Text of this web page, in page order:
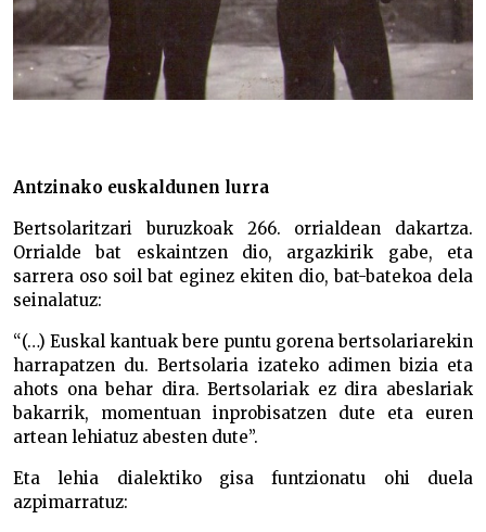
Antzinako euskaldunen lurra
Bertsolaritzari buruzkoak 266. orrialdean dakartza.
Orrialde bat eskaintzen dio, argazkirik gabe, eta
sarrera oso soil bat eginez ekiten dio, bat-batekoa dela
seinalatuz:
“(…) Euskal kantuak bere puntu gorena bertsolariarekin
harrapatzen du. Bertsolaria izateko adimen bizia eta
ahots ona behar dira. Bertsolariak ez dira abeslariak
bakarrik, momentuan inprobisatzen dute eta euren
artean lehiatuz abesten dute”.
Eta lehia dialektiko gisa funtzionatu ohi duela
azpimarratuz: